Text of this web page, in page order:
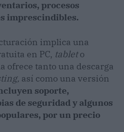
procesos
imprescindibles.
implica una
en PC, tableto
ofrece tanto una descarga
así como una versión
soporte,
de seguridad y algunos
por un precio